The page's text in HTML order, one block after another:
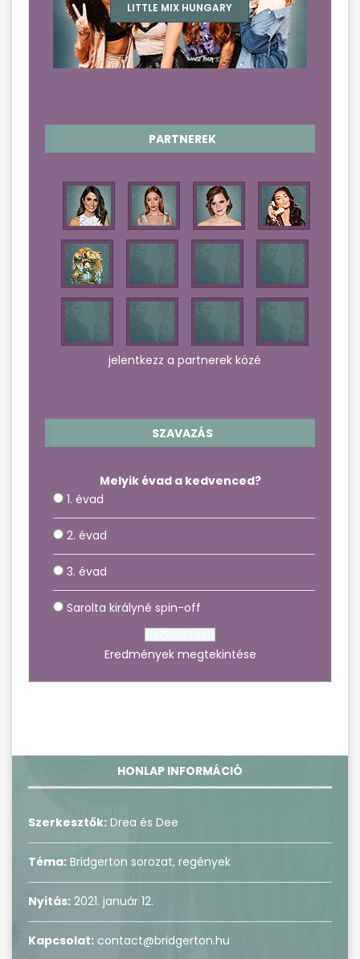
LITTLE MIX HUNGARY
PARTNEREK
jelentkezz a partnerek közé
SZAVAZÁS
Melyik évad a kedvenced?
1. évad
2. évad
3. évad
Sarolta királyné spin-off
Eredmények megtekintése
HONLAP INFORMÁCIÓ
Szerkesztők: Drea és Dee
Téma: Bridgerton sorozat, regények
Nyitás: 2021. január 12.
Kapcsolat: contact@bridgerton.hu